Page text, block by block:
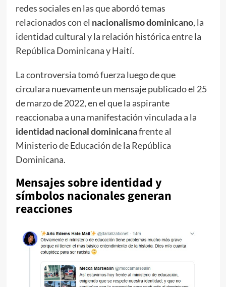
redes sociales en las que abordó temas
relacionados con el nacionalismo dominicano, la
identidad cultural y la relación histórica entre la
República Dominicana y Haití.
La controversia tomó fuerza luego de que
circulara nuevamente un mensaje publicado el 25
de marzo de 2022, en el que la aspirante
reaccionaba a una manifestación vinculada a la
identidad nacional dominicanafrente al
Ministerio de Educación de la República
Dominicana.
Mensajes sobre identidad y
símbolos nacionales generan
reacciones